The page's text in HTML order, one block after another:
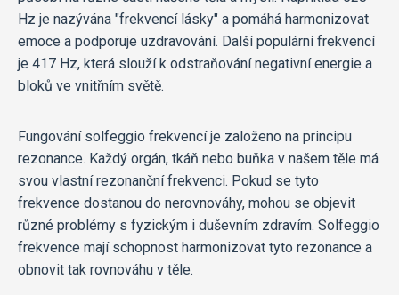
Hz je nazývána "frekvencí lásky" a pomáhá harmonizovat
emoce a podporuje uzdravování. Další populární frekvencí
je 417 Hz, která slouží k odstraňování negativní energie a
bloků ve vnitřním světě.
Fungování solfeggio frekvencí je založeno na principu
rezonance. Každý orgán, tkáň nebo buňka v našem těle má
svou vlastní rezonanční frekvenci. Pokud se tyto
frekvence dostanou do nerovnováhy, mohou se objevit
různé problémy s fyzickým i duševním zdravím. Solfeggio
frekvence mají schopnost harmonizovat tyto rezonance a
obnovit tak rovnováhu v těle.